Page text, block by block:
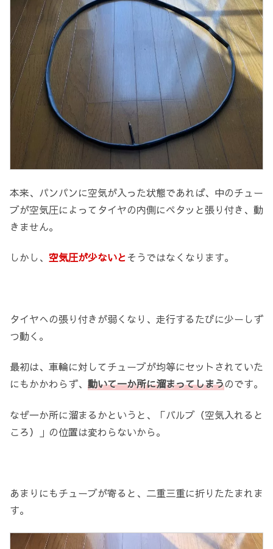
本来、パンパンに空気が入った状態であれば、中のチュー
ブが空気圧によってタイヤの内側にペタッと張り付き、動
きません。
しかし、 空気圧が少ないとそうではなくなります。
タイヤへの張り付きが弱くなり、走行するたびに少ーしず
つ動く。
最初は、車輪に対してチューブが均等にセットされていた
にもかかわらず、 動いて一か所に溜まってしまうのです。
なぜ一か所に溜まるかというと、「バルブ（空気入れると
ころ）」の位置は変わらないから。
あまりにもチューブが寄ると、二重三重に折りたたまれま
す。